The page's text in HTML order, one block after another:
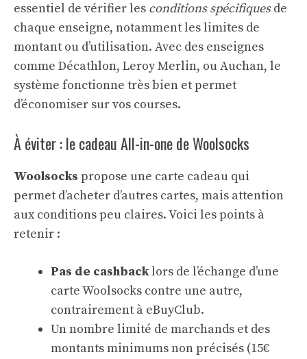
essentiel de vérifier les conditions spécifiquesde
chaque enseigne, notamment les limites de
montant ou d’utilisation. Avec des enseignes
comme Décathlon, Leroy Merlin, ou Auchan, le
système fonctionne très bien et permet
d’économiser sur vos courses.
À éviter : le cadeau All-in-one de Woolsocks
Woolsocks propose une carte cadeau qui
permet d’acheter d’autres cartes, mais attention
aux conditions peu claires. Voici les points à
retenir :
Pas de cashbacklors de l’échange d’une
carte Woolsocks contre une autre,
contrairement à eBuyClub.
Un nombre limité de marchands et des
montants minimums non précisés (15€